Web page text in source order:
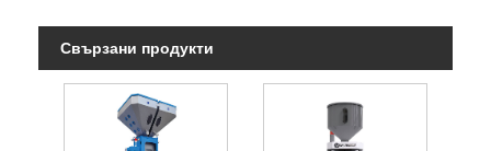
Свързани продукти